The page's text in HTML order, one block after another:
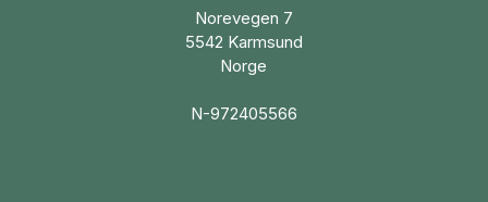
Norevegen 7
5542 Karmsund
Norge
N-972405566